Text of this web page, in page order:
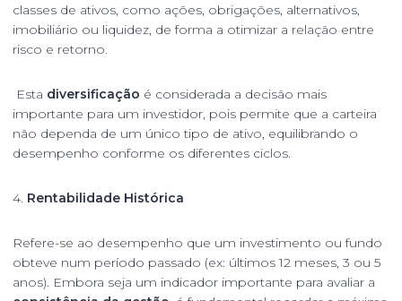
classes de ativos, como ações, obrigações, alternativos,
imobiliário ou liquidez, de forma a otimizar a relação entre
risco e retorno.
Esta diversificação é considerada a decisão mais
importante para um investidor, pois permite que a carteira
não dependa de um único tipo de ativo, equilibrando o
desempenho conforme os diferentes ciclos.
4. Rentabilidade Histórica
Refere-se ao desempenho que um investimento ou fundo
obteve num período passado (ex: últimos 12 meses, 3 ou 5
anos). Embora seja um indicador importante para avaliar a